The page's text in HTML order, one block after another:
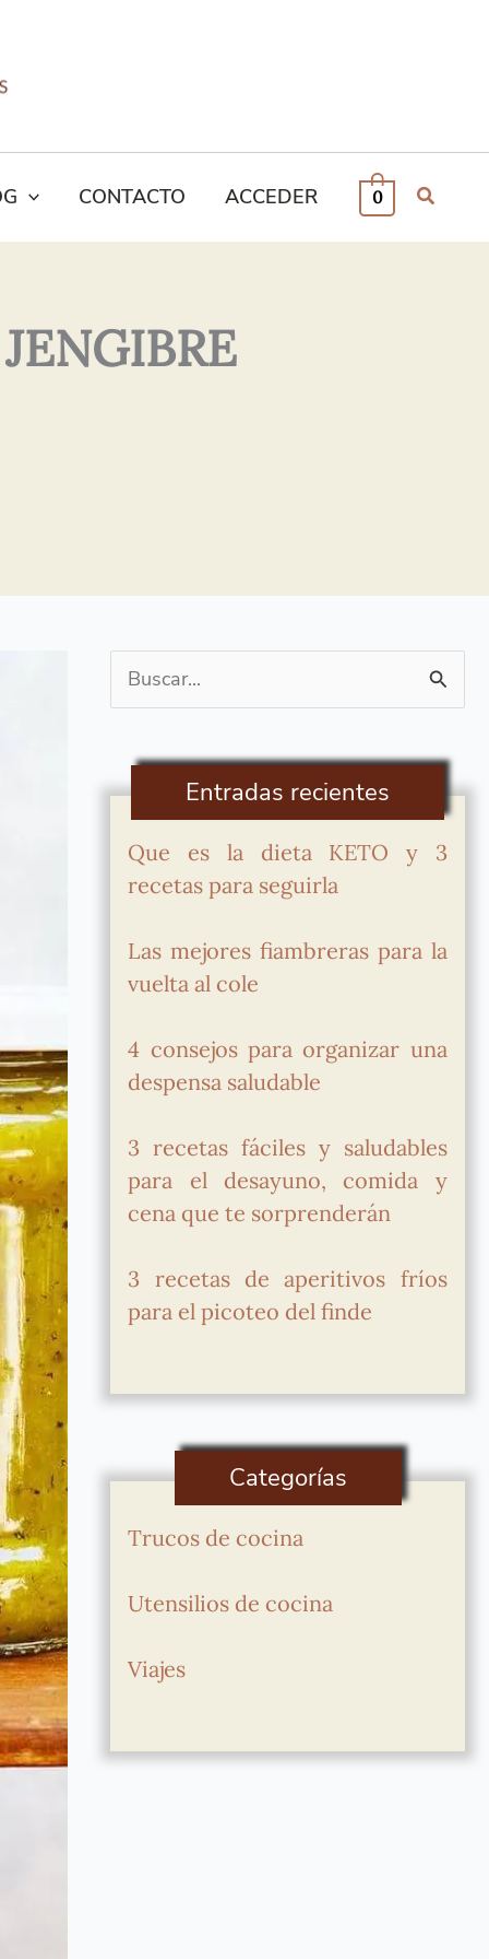
CONTACTO ACCEDER 0
Buscar
por:
Entradas recientes
Que es la dieta KETO y 3
recetas para seguirla
Las mejores fiambreras para la
vuelta al cole
4 consejos para organizar una
despensa saludable
3 recetas fáciles y saludables
para el desayuno, comida y
cena que te sorprenderán
3 recetas de aperitivos fríos
para el picoteo del finde
Categorías
Trucos de cocina
Utensilios de cocina
Viajes